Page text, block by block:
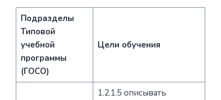
Подразделы
Типовой
учебной
программы
(ГОСО)
Цели обучения
1.2.1.5 описывать